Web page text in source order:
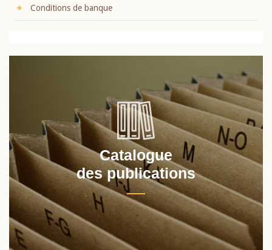
Conditions de banque
Catalogue
des publications